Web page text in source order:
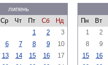
липень
Ср Чт Пт Сб
Нд
1
2
3
6 7 8 9
10
13 14 15 16
17
Пн
Вт
1
2
8
9
15
16